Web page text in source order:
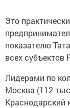
Это
показателю
всех субъектов
Лидерами по
Москва (112
Краснодарский